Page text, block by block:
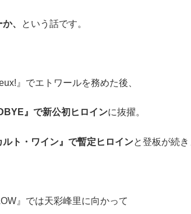
、 という話です。
』でエトワールを務めた後、
』で新公初ヒロインに抜擢。
ルト・ワイン』で暫定ヒロインと登板が続き
』では天彩峰里に向かって